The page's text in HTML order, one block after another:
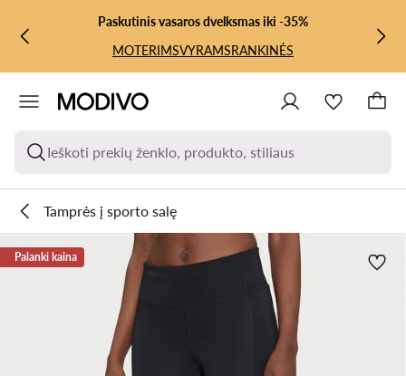
PEREITI PRIE PAGRINDINIO TURINIO
PEREITI Į PAIEŠKĄPaskutinis vasaros dvelksmas iki -35%
MOTERIMSVYRAMSRANKINĖS
Ieškoti prekių ženklo, produkto, stiliaus
Tamprės į sporto salę
Palanki kaina